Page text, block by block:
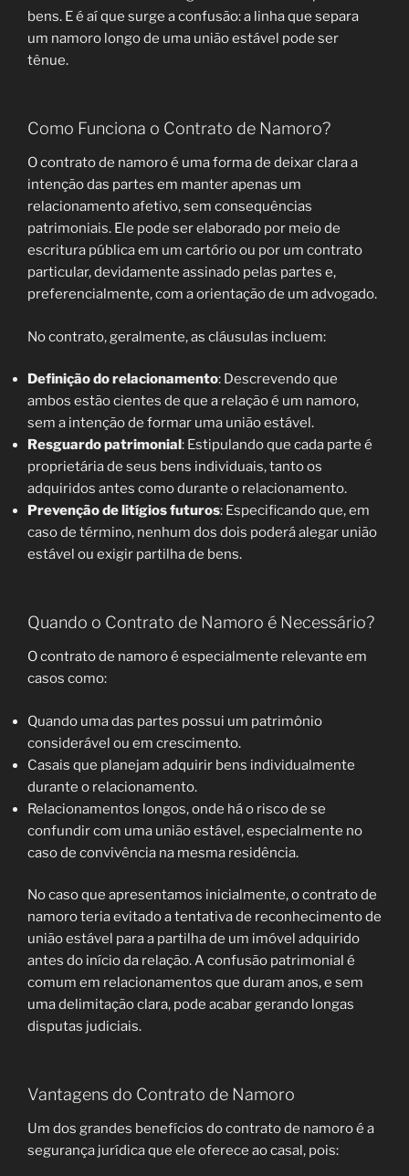
bens. E é aí que surge a confusão: a linha que separa
um namoro longo de uma união estável pode ser
tênue.
Como Funciona o Contrato de Namoro?
O contrato de namoro é uma forma de deixar clara a
intenção das partes em manter apenas um
relacionamento afetivo, sem consequências
patrimoniais. Ele pode ser elaborado por meio de
escritura pública em um cartório ou por um contrato
particular, devidamente assinado pelas partes e,
preferencialmente, com a orientação de um advogado.
No contrato, geralmente, as cláusulas incluem:
Definição do relacionamento: Descrevendo que
ambos estão cientes de que a relação é um namoro,
sem a intenção de formar uma união estável.
Resguardo patrimonial: Estipulando que cada parte é
proprietária de seus bens individuais, tanto os
adquiridos antes como durante o relacionamento.
Prevenção de litígios futuros: Especificando que, em
caso de término, nenhum dos dois poderá alegar união
estável ou exigir partilha de bens.
Quando o Contrato de Namoro é Necessário?
O contrato de namoro é especialmente relevante em
casos como:
Quando uma das partes possui um patrimônio
considerável ou em crescimento.
Casais que planejam adquirir bens individualmente
durante o relacionamento.
Relacionamentos longos, onde há o risco de se
confundir com uma união estável, especialmente no
caso de convivência na mesma residência.
No caso que apresentamos inicialmente, o contrato de
namoro teria evitado a tentativa de reconhecimento de
união estável para a partilha de um imóvel adquirido
antes do início da relação. A confusão patrimonial é
comum em relacionamentos que duram anos, e sem
uma delimitação clara, pode acabar gerando longas
disputas judiciais.
Vantagens do Contrato de Namoro
Um dos grandes benefícios do contrato de namoro é a
segurança jurídica que ele oferece ao casal, pois: